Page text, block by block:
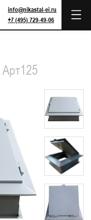
info@nikastal-ei.ru
+7 (495) 729-49-06
Арт125